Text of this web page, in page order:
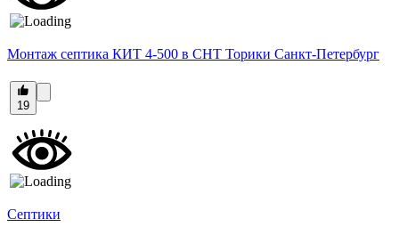
Монтаж септика КИТ 4-500 в СНТ Торики Санкт-Петербург
19
Септики